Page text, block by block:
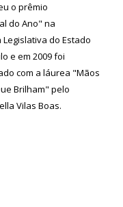
o prêmio
do Ano" na
do Estado
e em 2009 foi
com a láurea "Mãos
Brilham" pelo
Vilas Boas.